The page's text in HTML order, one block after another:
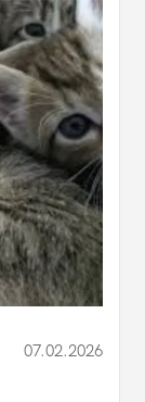
07.02.2026